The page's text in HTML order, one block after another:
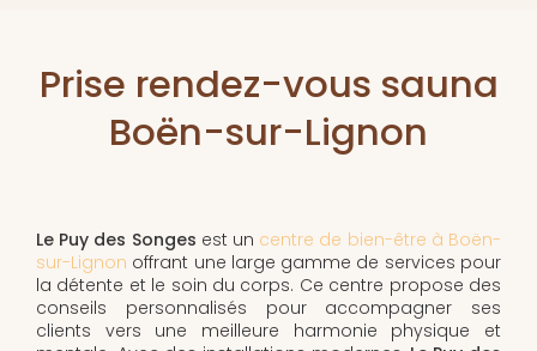
Prise rendez-vous sauna
Boën-sur-Lignon
Le Puy des Songes est un centre de bien-être à Boën-
sur-Lignon offrant une large gamme de services pour
la détente et le soin du corps. Ce centre propose des
conseils personnalisés pour accompagner ses
clients vers une meilleure harmonie physique et